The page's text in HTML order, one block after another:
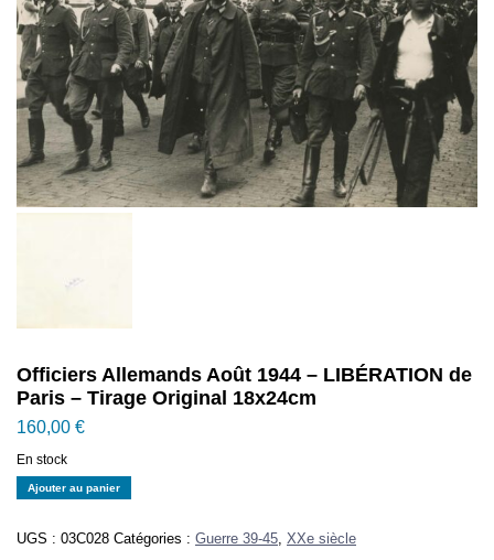
Officiers Allemands Août 1944 – LIBÉRATION de
Paris – Tirage Original 18x24cm
160,00 €
En stock
quantité
Officiers
Ajouter au panier
UGS : 03C028 Catégories : Guerre 39-45 XXe siècle